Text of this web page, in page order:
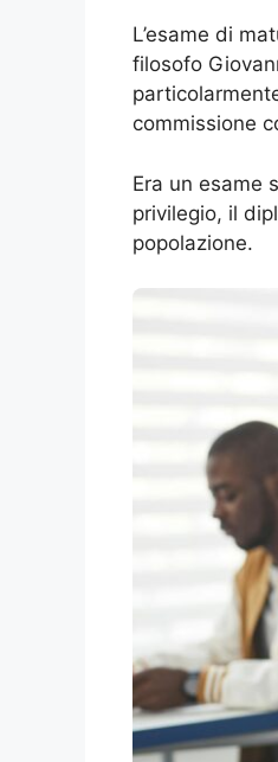
L’esame di
filosofo
commissione
Era un esame
privilegio, il
popolazione.